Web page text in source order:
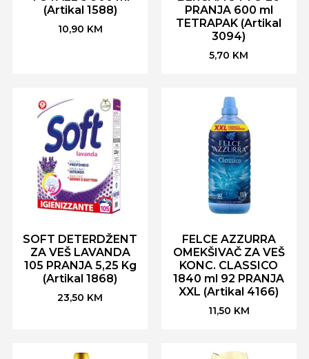
(Artikal 1588)
10,90 KM
PRANJA 600 ml
TETRAPAK (Artikal
3094)
5,70 KM
SOFT DETERDŽENT
ZA VEŠ LAVANDA
105 PRANJA 5,25 Kg
(Artikal 1868)
23,50 KM
FELCE AZZURRA
OMEKŠIVAČ ZA VEŠ
KONC. CLASSICO
1840 ml 92 PRANJA
XXL (Artikal 4166)
11,50 KM